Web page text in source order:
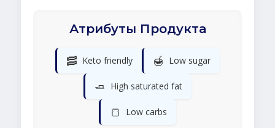
Атрибуты Продукта
🥓 Keto friendly 🍯 Low sugar
🧈 High saturated fat
🍞 Low carbs